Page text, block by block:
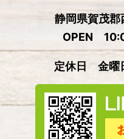
静岡県賀茂
OPEN
定休日 金曜